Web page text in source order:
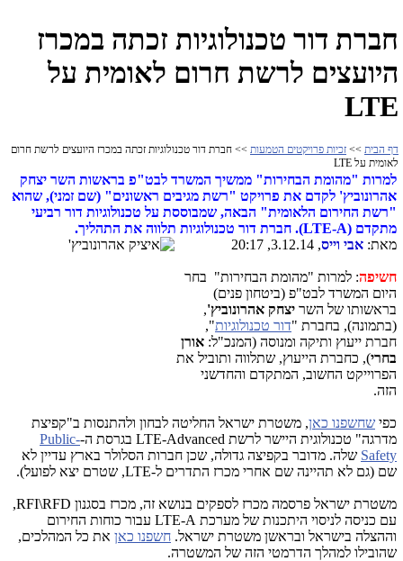
חברת דור טכנולוגיות זכתה במכרז
היועצים לרשת חרום לאומית על
LTE
דף הבית >> זכיות פרויקטים הטמעות >> חברת דור טכנולוגיות זכתה במכרז היועצים לרשת חרום
לאומית על LTE
למרות "מהומת הבחירות" ממשיך המשרד לבט"פ בראשות השר יצחק
אהרונוביץ' לקדם את פרויקט "רשת מגיבים ראשונים" (שם זמני), שהוא
"רשת החירום הלאומית" הבאה, שמבוססת על טכנולוגיות דור רביעי
מתקדם (LTE-A). חברת דור טכנולוגיות תלווה את התהליך.
מאת: אבי וייס, 3.12.14, 20:17
חשיפה: למרות "מהומת הבחירות" בחר
היום המשרד לבט"פ (ביטחון פנים)
בראשותו של השר יצחק אהרונוביץ',
(בתמונה), בחברת "דור טכנולוגיות",
חברת ייעוץ ותיקה ומנוסה (המנכ"ל: אורן
בחרי), כחברת הייעוץ, שתלווה ותוביל את
הפרוייקט החשוב, המתקדם והחדשני
הזה.
כפי שחשפנו כאן, משטרת ישראל החליטה לבחון ולהתנסות ב"קפיצת
מדרגה" טכנולוגית היישר לרשת LTE-Advanced בגרסת ה-
Public-
Safety שלה. מדובר בקפיצה גדולה, שכן חברות הסלולר בארץ עדיין לא
שם (גם לא תהיינה שם אחרי מכרז התדרים ל-LTE, שטרם יצא לפועל).
משטרת ישראל פרסמה מכרז לספקים בנושא זה, מכרז בסגנון
RFI\RFD,
עם כניסה לניסוי היתכנות של מערכת LTE-A עבור כוחות החירום
וההצלה בישראל ובראשן משטרת ישראל. חשפנו כאן את כל המהלכים,
שהובילו למהלך הדרמטי הזה של המשטרה.